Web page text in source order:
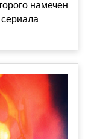
намечен